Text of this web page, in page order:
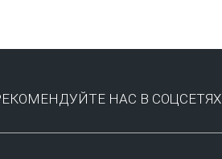
НАС В СОЦСЕТЯХ